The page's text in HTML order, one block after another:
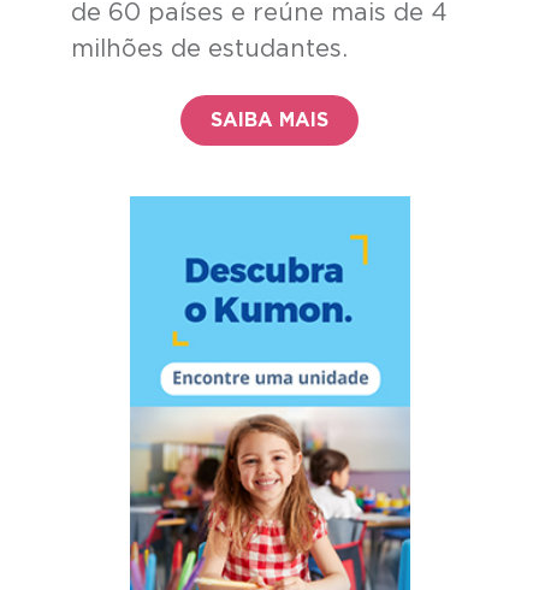
de 60 países e reúne mais de 4
milhões de estudantes.
SAIBA MAIS